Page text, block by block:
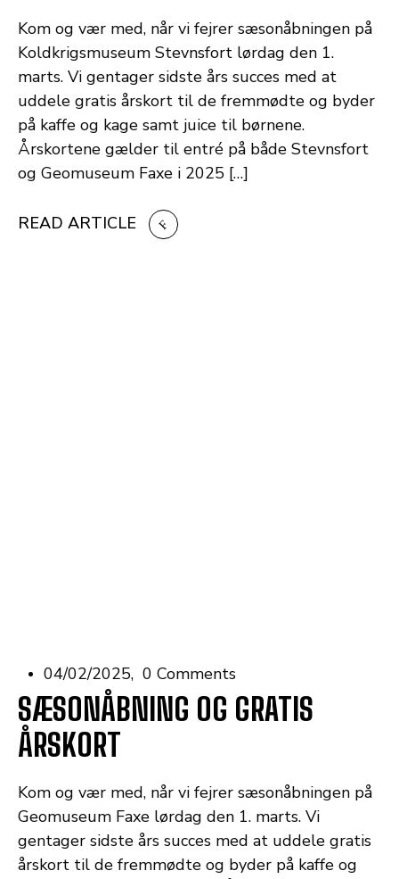
Kom og vær med, når vi fejrer sæsonåbningen på
Koldkrigsmuseum Stevnsfort lørdag den 1.
marts. Vi gentager sidste års succes med at
uddele gratis årskort til de fremmødte og byder
på kaffe og kage samt juice til børnene.
Årskortene gælder til entré på både Stevnsfort
og Geomuseum Faxe i 2025 […]
READ ARTICLE
04/02/2025 0 Comments
SÆSONÅBNING OG GRATIS
ÅRSKORT
Kom og vær med, når vi fejrer sæsonåbningen på
Geomuseum Faxe lørdag den 1. marts. Vi
gentager sidste års succes med at uddele gratis
årskort til de fremmødte og byder på kaffe og